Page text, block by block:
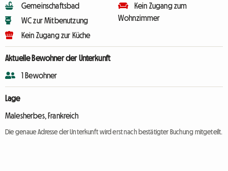
Gemeinschaftsbad
WC zur Mitbenutzung
Kein Zugang zur Küche
Kein Zugang zum
Wohnzimmer
Aktuelle Bewohner der Unterkunft
1 Bewohner
Lage
Malesherbes, Frankreich
Die genaue Adresse der Unterkunft wird erst nach bestätigter Buchung mitgeteilt.